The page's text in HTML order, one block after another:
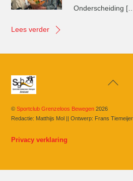
Onderscheiding
Lees verder
Back
©Sportclub Grenzeloos Bewegen 2026
Redactie: Matthijs Mol || Ontwerp: Frans Tiemeijer
Privacy verklaring